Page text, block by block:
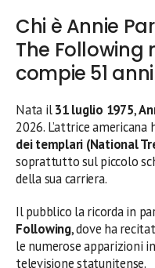
Chi è Annie
The Following
compie 51 anni
Nata il31 luglio 1975,
2026. L’attrice
dei templari (National
soprattutto sul piccolo
della sua carriera.
Il pubblico la ricorda in
Following, dove ha
le numerose apparizioni
televisione statunitense.